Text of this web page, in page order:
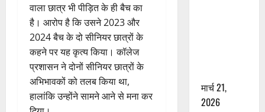
वाला छात्र भी पीड़ित के ही बैच का
है। आरोप है कि उसने 2023 और
2024 बैच के दो सीनियर छात्रों के
कहने पर यह कृत्य किया। कॉलेज
प्रशासन ने दोनों सीनियर छात्रों के
अभिभावकों को तलब किया था,
हालांकि उन्होंने सामने आने से मना कर
मार्च 21,
2026